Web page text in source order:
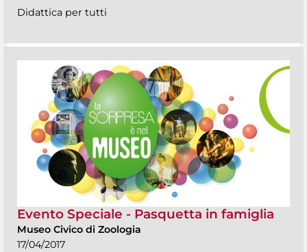
Didattica per tutti
Evento Speciale - Pasquetta in famiglia
Museo Civico di Zoologia
17/04/2017